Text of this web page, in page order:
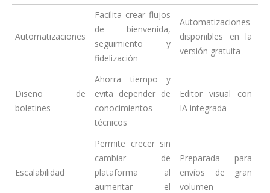
Automatizaciones
Facilita crear flujos
de bienvenida,
seguimiento y
fidelización
Automatizaciones
disponibles en la
versión gratuita
Diseño de
boletines
Ahorra tiempo y
evita depender de
conocimientos
técnicos
Editor visual con
IA integrada
Escalabilidad
Permite crecer sin
cambiar de
plataforma al
aumentar el
Preparada para
envíos de gran
volumen